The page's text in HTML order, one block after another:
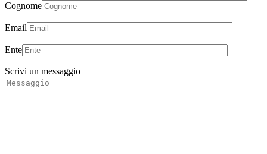
Cognome
Email
Ente
Scrivi un messaggio